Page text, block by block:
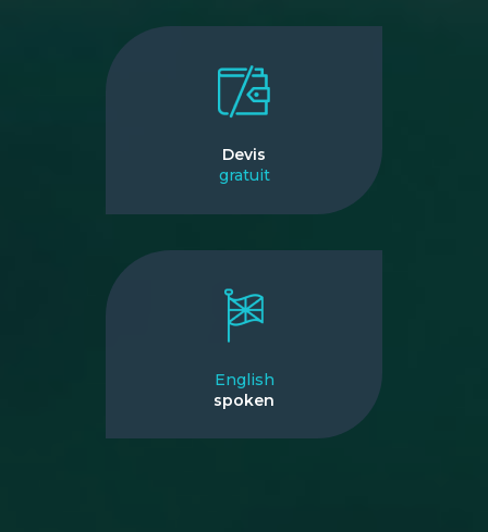
Devis
gratuit
English
spoken